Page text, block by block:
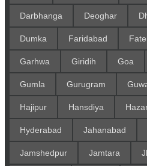
Darbhanga Deoghar
Dumka Faridabad
Garhwa Giridih Goa
Gumla Gurugram
Hajipur Hansdiya
Hyderabad Jahanabad
Jamshedpur Jamtara